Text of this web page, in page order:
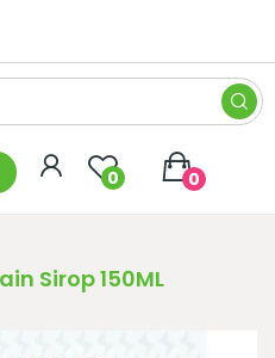
0 0
Sirop 150ML